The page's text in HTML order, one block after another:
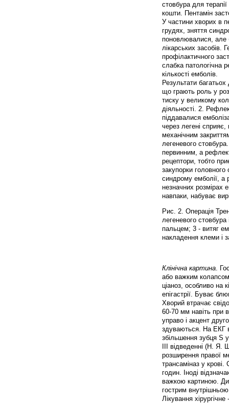
стовбура для
кошти. Пентамін
У частини хворих в
грудях, зняття
поновлювалися, але
лікарських засобів.
профілактичного
слабка патологічна
кількості емболів.
Результати
що грають роль у
тиску у великому
діяльності. 2.
піддавалися
через легені сприяє,
механічним
легеневого
первинним, а
рецептори, тобто
закупорки
синдрому емболії, а
незначних розмірах
навпаки, набуває
Рис. 2. Операція
легеневого стовбура
пальцем; 3 - витяг
накладення клеми і
Клінічна картина.
або важким
ціаноз, особливо на
епігастрії. Буває
Хворий втрачає
60-70 мм навіть при
управо і акцент
здуваються. На ЕКГ
збільшення зубця S
III відведенні (Н. Я.
розширення правої
трансаміназ у
годин. Іноді
важкою картиною.
гострим
Лікування